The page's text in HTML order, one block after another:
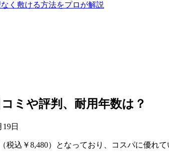
く敷ける方法をプロが解説
ミや評判、耐用年数は？
19日
税込￥8,480）となっており、コスパに優れて